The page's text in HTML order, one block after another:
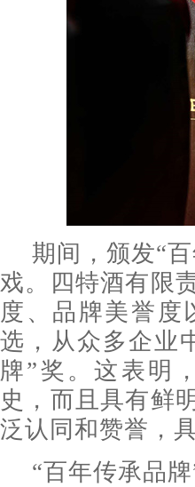
期间，颁发“
戏。四特酒有限
度、品牌美誉度
选，从众多企业
牌”奖。这表明
史，而且具有鲜
泛认同和赞誉，
“百年传承品